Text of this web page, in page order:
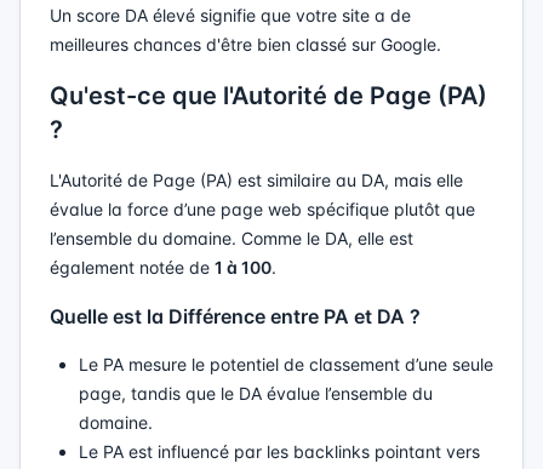
Un score DA élevé signifie que votre site a de
meilleures chances d'être bien classé sur Google.
Qu'est-ce que l'Autorité de Page (PA)
?
L'Autorité de Page (PA) est similaire au DA, mais elle
évalue la force d’une page web spécifique plutôt que
l’ensemble du domaine. Comme le DA, elle est
également notée de 1 à 100.
Quelle est la Différence entre PA et DA ?
Le PA mesure le potentiel de classement d’une seule
page, tandis que le DA évalue l’ensemble du
domaine.
Le PA est influencé par les backlinks pointant vers